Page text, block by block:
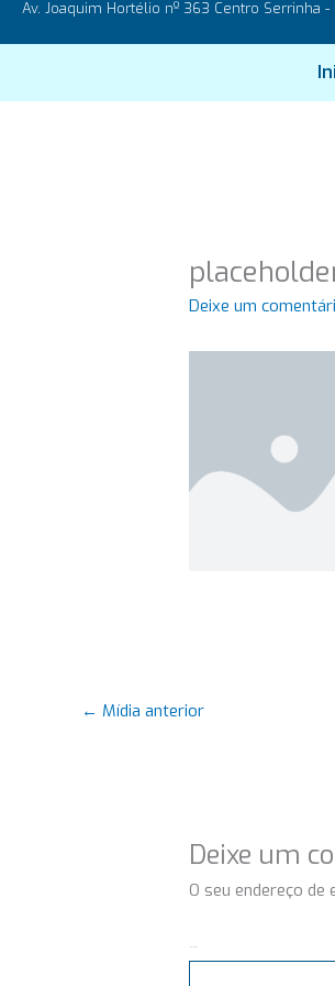
para
Av. Joaquim Hortélio nº 363 Centro Serrinha -
Deixe um
← Mídia anterior
Deixe um
O seu endereço de